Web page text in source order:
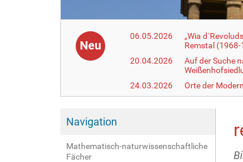
Neu
06.05.2026
„Wia
Remstal (1968-
20.04.2026
Auf der Suche
24.03.2026
Orte der
Navigation
Mathematisch-naturwissenschaftliche
Fächer